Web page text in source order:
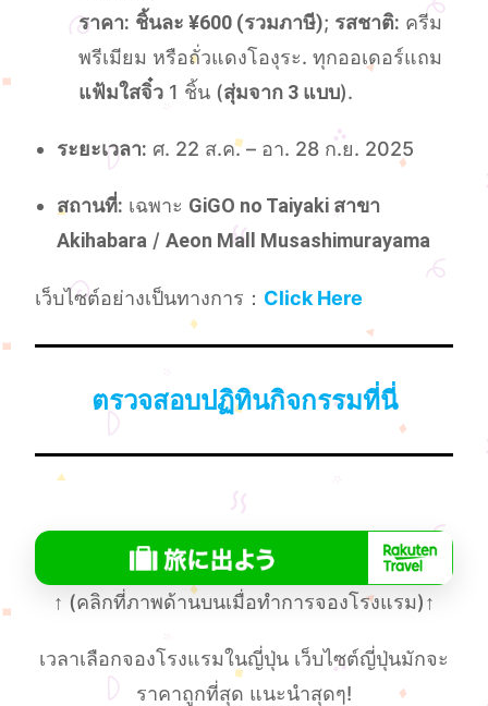
ราคา: ชิ้นละ ¥600 (รวมภาษี); รสชาติ: ครีม
พรีเมียม หรือถั่วแดงโองุระ. ทุกออเดอร์แถม
แฟ้มใสจิ๋ว 1 ชิ้น (สุ่มจาก 3 แบบ).
ระยะเวลา: ศ. 22 ส.ค. – อา. 28 ก.ย. 2025
สถานที่: เฉพาะ GiGO no Taiyaki สาขา
Akihabara /Aeon Mall Musashimurayama
เว็บไซต์อย่างเป็นทางการ： Click Here
ตรวจสอบปฏิทินกิจกรรมที่นี่
↑ (คลิกที่ภาพด้านบนเมื่อทําการจองโรงแรม)↑
เวลาเลือกจองโรงแรมในญี่ปุ่น เว็บไซต์ญี่ปุ่นมักจะ
ราคาถูกที่สุด แนะนำสุดๆ!